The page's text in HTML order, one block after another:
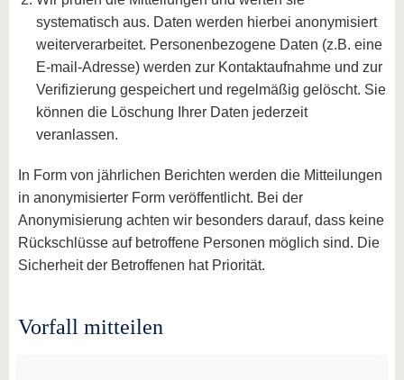
systematisch aus. Daten werden hierbei anonymisiert
weiterverarbeitet. Personenbezogene Daten (z.B. eine
E-mail-Adresse) werden zur Kontaktaufnahme und zur
Verifizierung gespeichert und regelmäßig gelöscht. Sie
können die Löschung Ihrer Daten jederzeit
veranlassen.
In Form von jährlichen Berichten werden die Mitteilungen
in anonymisierter Form veröffentlicht. Bei der
Anonymisierung achten wir besonders darauf, dass keine
Rückschlüsse auf betroffene Personen möglich sind. Die
Sicherheit der Betroffenen hat Priorität.
Vorfall mitteilen